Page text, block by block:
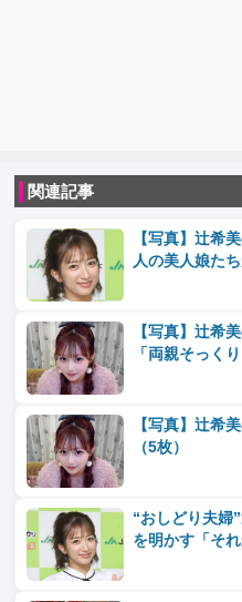
関連記事
【写真】辻希
人の美人娘た
【写真】辻希
「両親そっく
【写真】辻希
（5枚）
“おしどり夫婦
を明かす「そ